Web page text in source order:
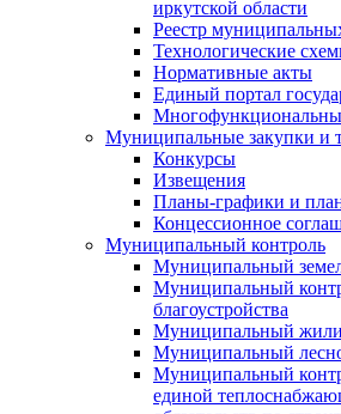
иркутской области
Реестр
Технологические
Нормативные акты
Единый портал
Муниципальные закупки и
Конкурсы
Извещения
Планы-графики и
Концессионное
Муниципальный контроль
Муниципальный
Муниципальный
благоустройства
Муниципальный
Муниципальный
Муниципальный
единой